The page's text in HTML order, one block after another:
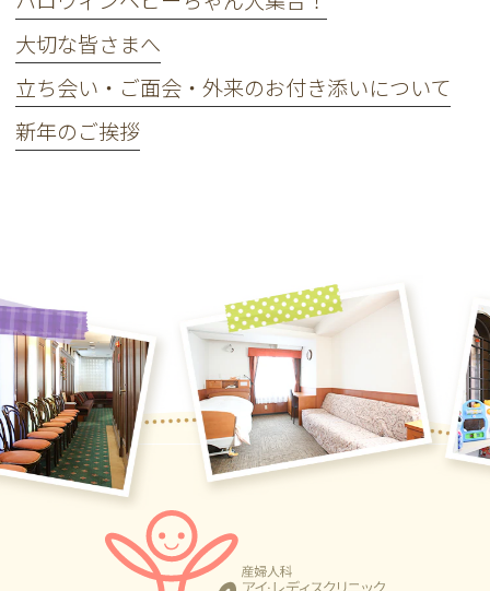
大切な皆さまへ
立ち会い・ご面会・外来のお付き添いについて
新年のご挨拶